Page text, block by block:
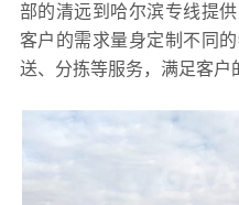
部的清远到哈尔滨专线提
客户的需求量身定制不同
送、分拣等服务，满足客户